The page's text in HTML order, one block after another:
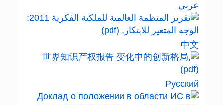
عربي
中文
Русский